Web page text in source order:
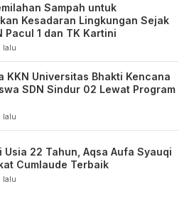
Sampah untuk
Kesadaran Lingkungan Sejak
Pacul 1 dan TK Kartini
lalu
KKN Universitas Bhakti Kencana
SDN Sindur 02 Lewat Program
lalu
Usia 22 Tahun, Aqsa Aufa Syauqi
Cumlaude Terbaik
lalu